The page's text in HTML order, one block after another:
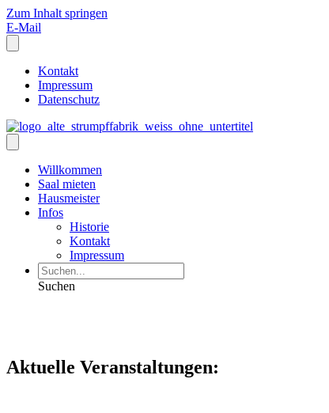
Zum Inhalt springen
E-Mail
Kontakt
Impressum
Datenschutz
Willkommen
Saal mieten
Hausmeister
Infos
Historie
Kontakt
Impressum
Suchen
Aktuelle Veranstaltungen: